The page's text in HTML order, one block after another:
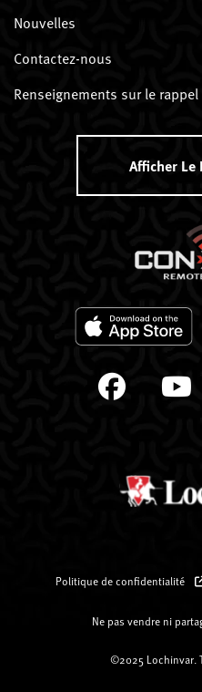
Nouvelles
Contactez-nous
Renseignements sur le rappel
Afficher
Politique de confidentialité
Ne pas vendre ni
©2025 Lochinvar.